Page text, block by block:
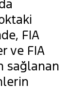
FIA
ve FIA
sağlanan